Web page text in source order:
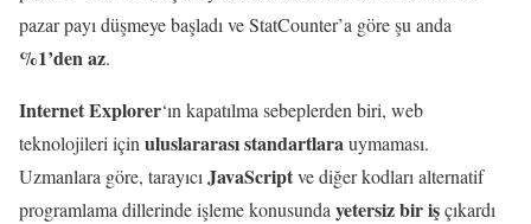
pazar payı düşmeye başladı ve StatCounter’a göre şu anda
%1’den az.
Internet Explorer‘ın kapatılma sebeplerden biri, web
teknolojileri için uluslararası standartlarauymaması.
Uzmanlara göre, tarayıcı JavaScriptve diğer kodları alternatif
programlama dillerinde işleme konusunda yetersiz bir işçıkardı